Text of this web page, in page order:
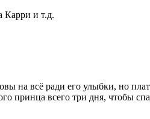
и т.д.
на всё ради его улыбки, но
принца всего три дня, чтобы